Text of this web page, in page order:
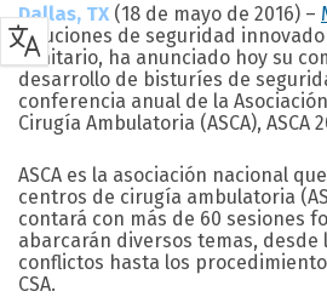
Dallas, TX (18 de mayo de 2016) –
soluciones de seguridad
sanitario, ha anunciado hoy su
desarrollo de bisturíes de
conferencia anual de la
Cirugía Ambulatoria (ASCA), ASCA
ASCA es la asociación nacional
centros de cirugía ambulatoria
contará con más de 60 sesiones
abarcarán diversos temas, desde
conflictos hasta los
CSA.